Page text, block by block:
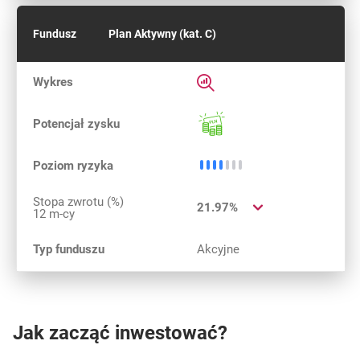
Fundusz Plan Aktywny (kat. C)
Wykres
Potencjał zysku
Poziom ryzyka Średnie ryzyko
Stopa zwrotu (%)
12 m-cy
21.97%
Typ funduszu Akcyjne
Jak zacząć inwestować?